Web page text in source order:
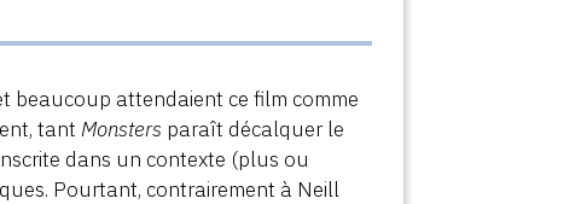
beaucoup attendaient ce film comme
tantMonsters paraît décalquer le
dans un contexte (plus ou
Pourtant, contrairement à Neill